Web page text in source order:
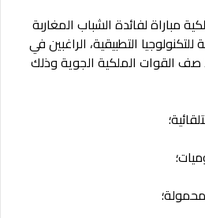
مباراة لفائدة الشباب المغاربة
التطبيقية، الراغبين في
القوات الملكية الجوية وذلك